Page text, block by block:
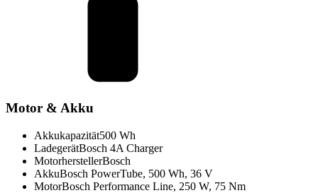
Motor & Akku
Akkukapazität500 Wh
LadegerätBosch 4A Charger
MotorherstellerBosch
AkkuBosch PowerTube, 500 Wh, 36 V
MotorBosch Performance Line, 250 W, 75 Nm